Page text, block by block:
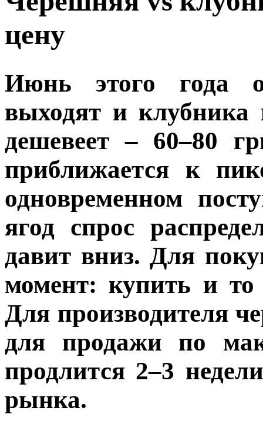
цену
Июнь этого года
выходят и
дешевеет – 60–80
приближается к
одновременном
ягод спрос
давит вниз. Для
момент: купить и то
Для производителя
для продажи по
продлится 2–3
рынка.